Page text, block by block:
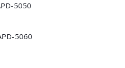
5050
5060